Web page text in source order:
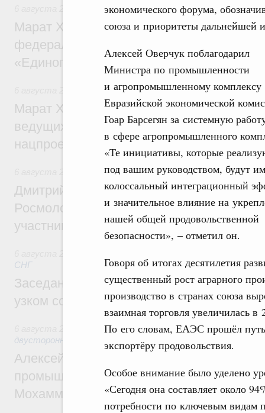
экономического форума,
союза и приоритеты дальнейшей
Алексей Оверчук поблагодарил
Министра по промышленности
и агропромышленному комплексу
Евразийской экономической
Гоар Барсегян за системную
в сфере агропромышленного
«Те инициативы, которые
под вашим руководством, будут
колоссальный интеграционный
и значительное влияние на
нашей общей продовольственной
безопасности», – отметил он.
Говоря об итогах десятилетия
существенный рост аграрного
производство в странах союза
взаимная торговля увеличилась
По его словам, ЕАЭС прошёл
экспортёру продовольствия.
Особое внимание было уделено
«Сегодня она составляет около
потребности по ключевым видам
Регулирование в сфере строительства
Марат Хуснуллин: Более 130
федерального значения построено под
«Единого заказчика»
Национальный проект «Инфраструктура
Марат Хуснуллин: Порядка 200
ведущих к спортивным объектам,
нацпроекту «Инфраструктура для
Молодёжная политика
Дмитрий Чернышенко, Сергей Кравцов и
Росмолодёжи Григорий Гуров
участников проекта «Кольцо открытий»
СНГ
Заседание Евразийского
узком составе
Экономические отношения с
двусторонней основе
Алексей Оверчук провёл рабочую
промышленности, недропользования и
Мохаммадом Атабаком